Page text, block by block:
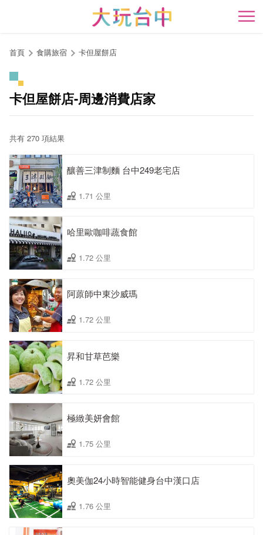
開
首頁 食購旅宿 卡但屋餅店
卡但屋餅店-周邊消費店家
共有 270 項結果
釀善三津制麵 台中249老宅店
1.71 公里
哈里歐咖啡蔬食館
1.72 公里
阿蒝師中東沙威瑪
1.72 公里
昇和甘草芭樂
1.72 公里
極緻美妍會館
1.75 公里
奧美伽24小時智能健身台中漢口店
1.76 公里